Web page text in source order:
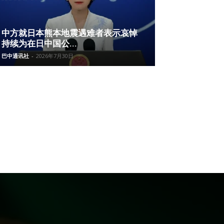
中方就日本熊本地震遇难者表示哀悼
持续为在日中国公...
巴中通讯社 - 2026年7月30日